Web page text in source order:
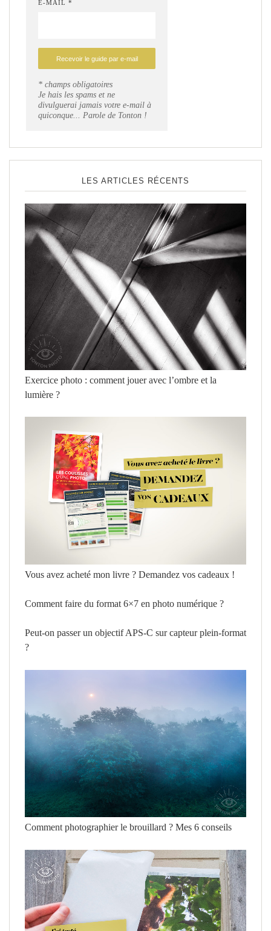
E-MAIL *
* champs obligatoires
Je hais les spams et ne
divulguerai jamais votre e-mail à
quiconque... Parole de Tonton !
LES ARTICLES RÉCENTS
Exercice photo : comment jouer avec l’ombre et la
lumière ?
Vous avez acheté mon livre ? Demandez vos cadeaux !
Comment faire du format 6×7 en photo numérique ?
Peut-on passer un objectif APS-C sur capteur plein-format
?
Comment photographier le brouillard ? Mes 6 conseils